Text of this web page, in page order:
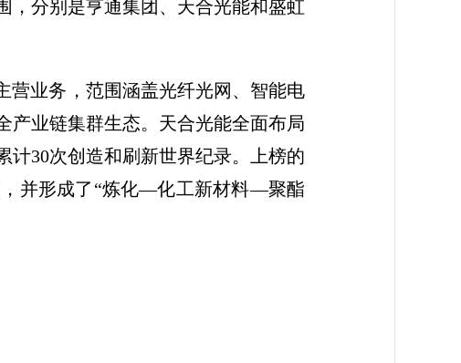
，分别是亨通集团、天合光能和盛虹
营业务，范围涵盖光纤光网、智能电
产业链集群生态。天合光能全面布局
计30次创造和刷新世界纪录。上榜的
，并形成了“炼化—化工新材料—聚酯